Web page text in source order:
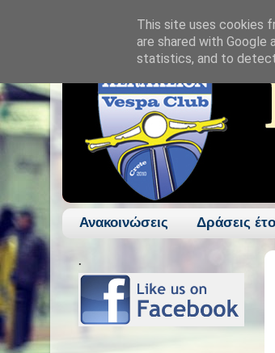
Ανακοινώσεις Δράσεις
.
This site uses cookies
are shared with
statistics, and to detect